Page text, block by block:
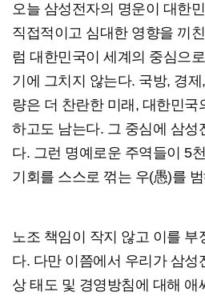
오늘 삼성전자의 명운이 대한
직접적이고 심대한 영향을 끼
럼 대한민국이 세계의 중심으
기에 그치지 않는다. 국방, 경
량은 더 찬란한 미래, 대한민국
하고도 남는다. 그 중심에 삼성
다. 그런 명예로운 주역들이 5
기회를 스스로 꺾는 우(愚)를
노조 책임이 작지 않고 이를 부
다. 다만 이쯤에서 우리가 삼성
상 태도 및 경영방침에 대해 애